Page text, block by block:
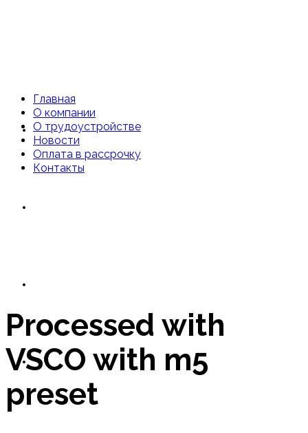
Главная
Новости
Главная
О компании
О трудоустройстве
Новости
Оплата в рассрочку
Контакты
Processed with
VSCO with m5
preset